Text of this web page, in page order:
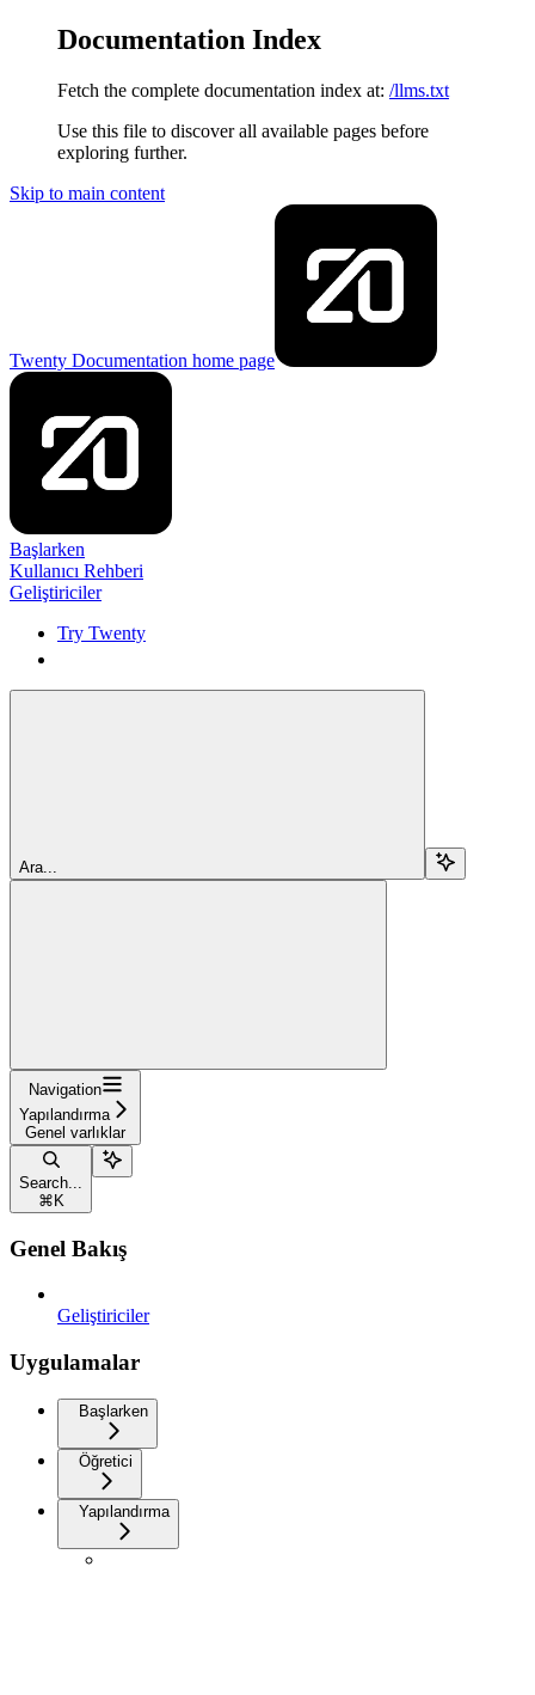
Documentation Index
Fetch the complete documentation index at: /llms.txt
Use this file to discover all available pages before
exploring further.
Skip to main content
Twenty Documentation home page
Başlarken
Kullanıcı Rehberi
Geliştiriciler
Try Twenty
Ara...
Navigation
Yapılandırma
Genel varlıklar
Search...
⌘ K
Genel Bakış
Geliştiriciler
Uygulamalar
Başlarken
Öğretici
Yapılandırma